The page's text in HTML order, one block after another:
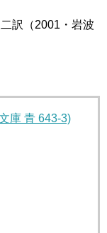
訳（2001・岩波
庫 青 643-3)